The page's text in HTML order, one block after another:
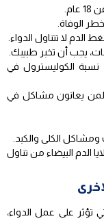
الوفاة.
الدم لا تتناول الدواء.
يجب أن تخبر طبيبك.
نسبة الكوليسترول في
لمن يعانون مشاكل في
الكلى والكبد.
الدم البيضاء من تناول
تؤثر على عمل الدواء،